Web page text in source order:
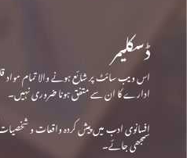
ڈسکلیمر
اس ویب سائٹ پر شائع ہونے والا تمام مواد
ادارے کا ان سے متفق ہونا ضروری نہیں۔
افسانوی ادب میں پیش کردہ واقعات و
سمجھی جائے۔